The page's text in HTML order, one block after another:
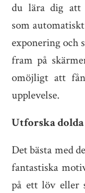
du lära dig att
som
exponering och
fram på
omöjligt att
upplevelse.
Utforska
Det bästa med
fantastiska
på ett löv eller